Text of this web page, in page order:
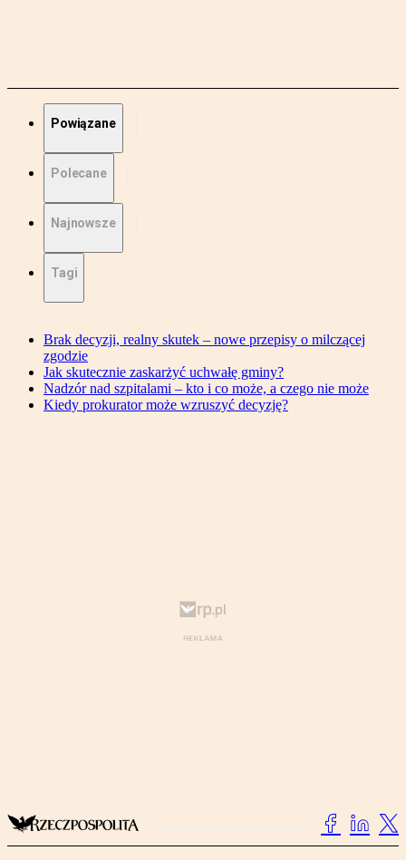
Powiązane
Polecane
Najnowsze
Tagi
Brak decyzji, realny skutek – nowe przepisy o milczącej
zgodzie
Jak skutecznie zaskarżyć uchwałę gminy?
Nadzór nad szpitalami – kto i co może, a czego nie może
Kiedy prokurator może wzruszyć decyzję?